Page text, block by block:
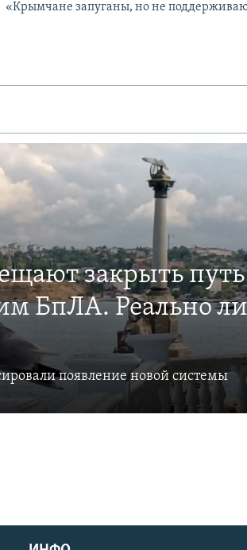
«Крымчане запуганы, но не
закрыть путь
БпЛА. Реально ли
появление новой системы